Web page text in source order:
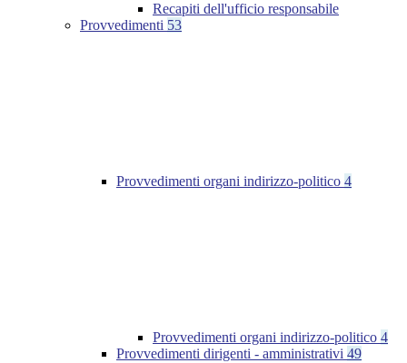
Recapiti dell'ufficio responsabile
Provvedimenti 53
Provvedimenti organi indirizzo-politico 4
Provvedimenti organi indirizzo-politico 4
Provvedimenti dirigenti - amministrativi 49